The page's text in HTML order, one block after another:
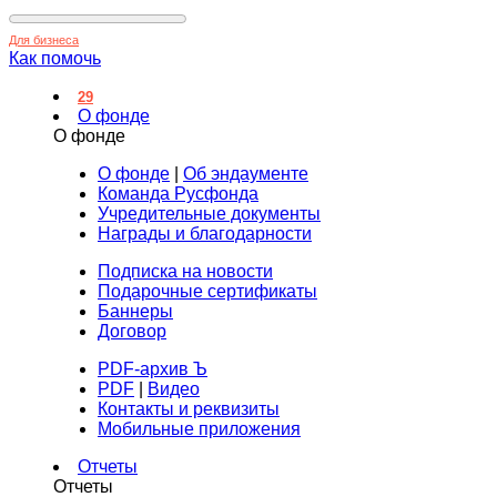
Для бизнеса
Как помочь
29
О фонде
О фонде
О фонде
Об эндаументе
Команда Русфонда
Учредительные документы
Награды и благодарности
Подписка на новости
Подарочные сертификаты
Баннеры
Договор
PDF-архив Ъ
PDF
Видео
Контакты и реквизиты
Мобильные приложения
Отчеты
Отчеты